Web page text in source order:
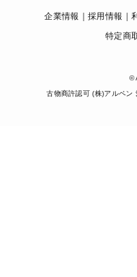
企業情報 採用情報
特定商
©
古物商許認可 (株)アルペ